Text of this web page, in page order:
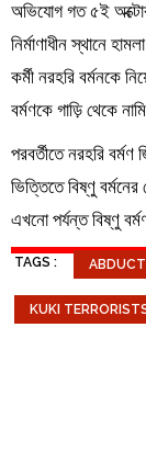
অভিযোগ গত ৫ই
নির্মাণাধীন স্থানে
কর্মী নরহরি বর্মনকে
বর্মণকে গাড়ি থেকে
পরবর্তীতে নরহরি
ভিত্তিতে বিষ্ণু
এখনো পর্যন্ত বিষ্ণু
TAGS :
KUKI